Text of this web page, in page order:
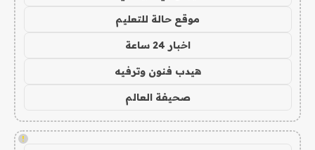
موقع حالة للتعليم
اخبار 24 ساعة
هيدب فنون وترفيه
صحيفة العالم
!